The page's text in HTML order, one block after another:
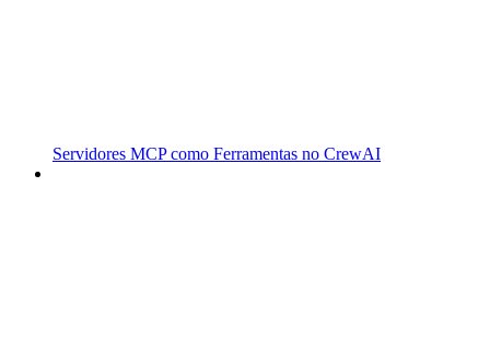
Servidores MCP como Ferramentas no CrewAI